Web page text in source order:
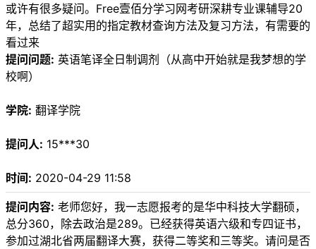
或许有很多疑问。Free壹佰分学习网考研深耕专业课辅导20
年，总结了超实用的指定教材查询方法及复习方法，有需要的
看过来
提问问题: 英语笔译全日制调剂（从高中开始就是我梦想的学
校啊）
学院: 翻译学院
提问人: 15***30
时间: 2020-04-29 11:58
提问内容: 老师您好，我一志愿报考的是华中科技大学翻硕，
总分360，除去政治是289。已经获得英语六级和专四证书，
参加过湖北省两届翻译大赛，获得二等奖和三等奖。请问是否